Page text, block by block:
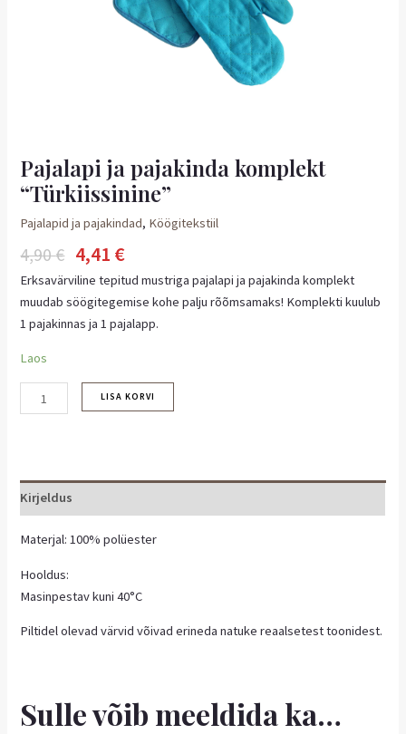
Pajalapi ja pajakinda komplekt
“Türkiissinine”
Pajalapid ja pajakindad, Köögitekstiil
4,90€ 4,41 €
Erksavärviline tepitud mustriga pajalapi ja pajakinda komplekt
muudab söögitegemise kohe palju rõõmsamaks! Komplekti kuulub
1 pajakinnas ja 1 pajalapp.
Laos
LISA KORVI
Kirjeldus
Materjal: 100% polüester
Hooldus:
Masinpestav kuni 40°C
Piltidel olevad värvid võivad erineda natuke reaalsetest toonidest.
Sulle võib meeldida ka…